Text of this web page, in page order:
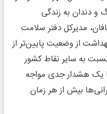
و دندان به زندگی
مدیرکل دفتر سلامت
از وضعیت پایین‌تر از
به سایر نقاط کشور
یک هشدار جدی مواجه
بیش از هر زمان